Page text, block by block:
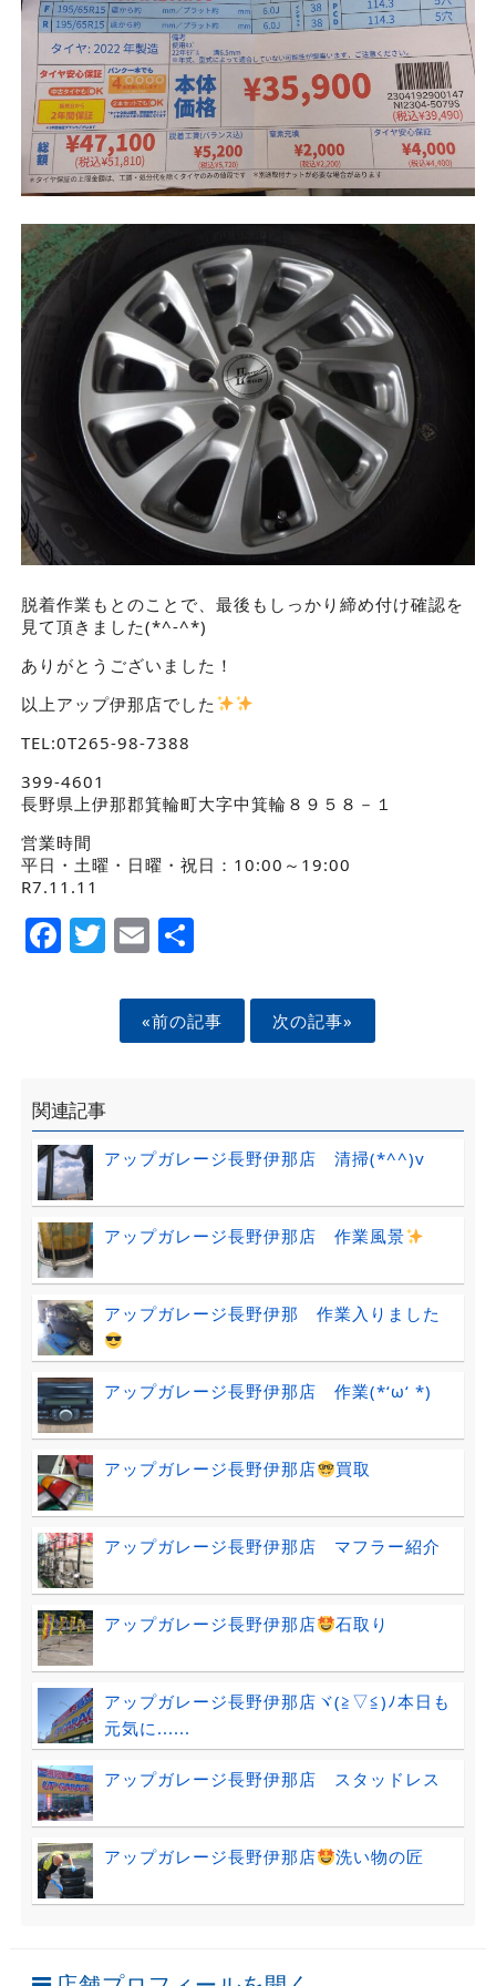
脱着作業もとのことで、最後もしっかり締め付け確認を
見て頂きました(*^-^*)
ありがとうございました！
以上アップ伊那店でした
TEL:0T265-98-7388
399-4601
長野県上伊那郡箕輪町大字中箕輪８９５８－１
営業時間
平日・土曜・日曜・祝日：10:00～19:00
R7.11.11
Facebook
Twitter
EmailShare
«前の記事 次の記事»
関連記事
アップガレージ長野伊那店 清掃(*^^)v
アップガレージ長野伊那店 作業風景
アップガレージ長野伊那 作業入りました
アップガレージ長野伊那店 作業(*‘ω‘ *)
アップガレージ長野伊那店 買取
アップガレージ長野伊那店 マフラー紹介
アップガレージ長野伊那店 石取り
アップガレージ長野伊那店ヾ(≧▽≦)ﾉ本日も
元気に......
アップガレージ長野伊那店 スタッドレス
アップガレージ長野伊那店 洗い物の匠